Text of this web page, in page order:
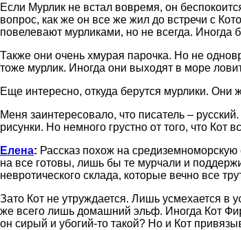
Если Мурлик не встал вовремя, он
вопрос, как же он все же жил до встречи с
повелевают мурликами, но не всегда. Иногда
Также они очень хмурая парочка. Но не
тоже мурлик. Иногда они выходят в море
Еще интересно, откуда берутся мурлики. Они
Меня заинтересовало, что писатель –
рисунки. Но немного грустно от того, что Кот
Елена: Рассказ похож на
на все готовы, лишь бы те мурчали и
невротического склада, которые вечно все
Зато Кот не утруждается. Лишь усмехается в
же всего лишь домашний эльф. Иногда Кот
он сирый и убогий-то такой? Но и Кот